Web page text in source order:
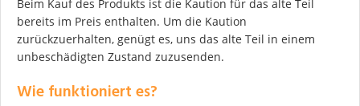
Beim Kauf des Produkts ist die Kaution für das alte Teil
bereits im Preis enthalten. Um die Kaution
zurückzuerhalten, genügt es, uns das alte Teil in einem
unbeschädigten Zustand zuzusenden.
Wie funktioniert es?